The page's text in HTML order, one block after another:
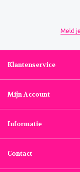
Meld
Klantenservice
Mijn Account
Informatie
Contact